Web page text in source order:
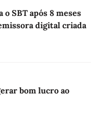
SBT após 8 meses
digital criada
bom lucro ao